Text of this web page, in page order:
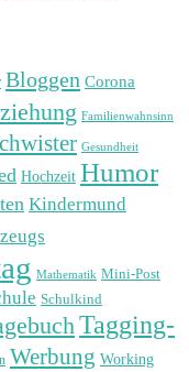
Bloggen Corona
Familienwahnsinn
Gesundheit
Hochzeit Humor
Kindermund
Mathematik Mini-Post
Schulkind
Tagging-
Werbung Working